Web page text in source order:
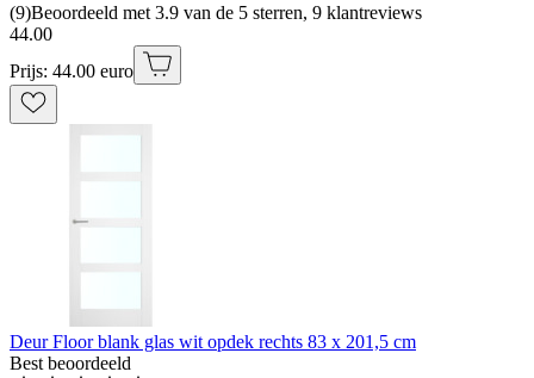
(9)Beoordeeld met 3.9 van de 5 sterren, 9 klantreviews
44.00
Prijs: 44.00 euro
Deur Floor blank glas wit opdek rechts 83 x 201,5 cm
Best beoordeeld